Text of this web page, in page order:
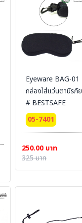
Eyeware BAG-01
กล่องใส่แว่นตานิรภัย
# BESTSAFE
05-7401
250.00 บาท
325 บาท